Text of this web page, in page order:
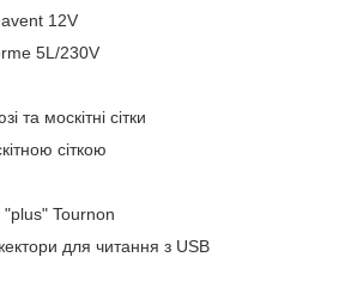
12V
5L/230V
та москітні сітки
сіткою
Tournon
для читання з USB